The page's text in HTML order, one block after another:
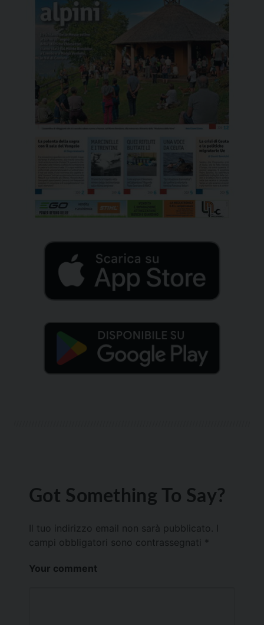
Got Something To Say?
Il tuo indirizzo email non sarà pubblicato.
campi obbligatori sono contrassegnati *
Your comment